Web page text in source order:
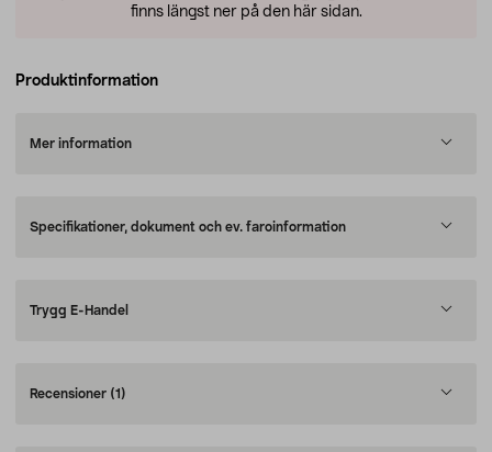
finns längst ner på den här sidan.
Produktinformation
Mer information
Specifikationer, dokument och ev. faroinformation
Trygg E-Handel
Recensioner (1)